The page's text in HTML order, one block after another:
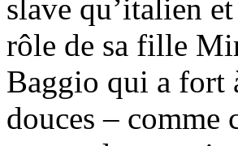
slave qu’italien
rôle de sa fille
Baggio qui a fort
douces – comme